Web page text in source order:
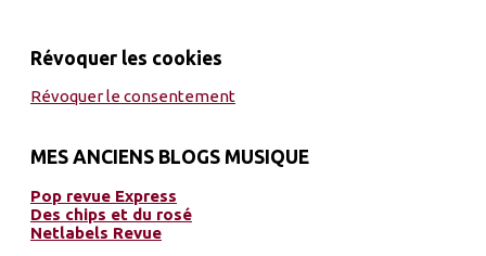
Révoquer les cookies
Révoquer le consentement
MES ANCIENS BLOGS MUSIQUE
Pop revue Express
Des chips et du rosé
Netlabels Revue